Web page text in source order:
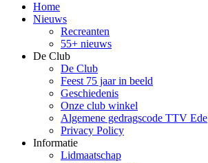
Home
Nieuws
Recreanten
55+ nieuws
De Club
De Club
Feest 75 jaar in beeld
Geschiedenis
Onze club winkel
Algemene gedragscode TTV Ede
Privacy Policy
Informatie
Lidmaatschap